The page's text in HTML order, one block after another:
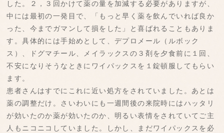
した。２，３回かけて薬の量を加減する必要がありますが、
中には最初の一発目で、「もっと早く薬を飲んでいれば良か
った、今までガマンして損をした」と喜ばれることもありま
す。具体的には手始めとして、デプロメール（ルボック
ス）、ドグマチール、メイラックスの３剤を夕食前に１回、
不安になりそうなときにワイパックスを１錠頓服してもらい
ます。
患者さんはすでにこれに近い処方をされていました。あとは
薬の調整だけ。さいわいにも一週間後の来院時にはハッタリ
が効いたのか薬が効いたのか、明るい表情をされていてご主
人もニコニコしていました。しかし、まだワイパックスを必